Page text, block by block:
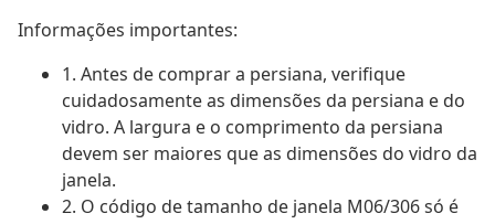
Informações importantes:
1. Antes de comprar a persiana, verifique
cuidadosamente as dimensões da persiana e do
vidro. A largura e o comprimento da persiana
devem ser maiores que as dimensões do vidro da
janela.
2. O código de tamanho de janela M06/306 só é